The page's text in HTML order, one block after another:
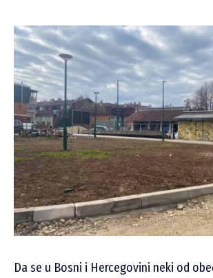
Da se u Bosni i Hercegovini neki od